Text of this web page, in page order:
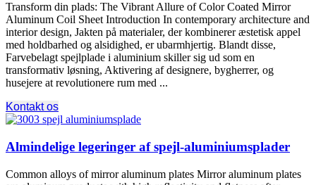
Transform din plads: The Vibrant Allure of Color Coated Mirror
Aluminum Coil Sheet Introduction In contemporary architecture and
interior design, Jakten på materialer, der kombinerer æstetisk appel
med holdbarhed og alsidighed, er ubarmhjertig. Blandt disse,
Farvebelagt spejlplade i aluminium skiller sig ud som en
transformativ løsning, Aktivering af designere, bygherrer, og
husejere at revolutionere rum med ...
Kontakt os
Almindelige legeringer af spejl-aluminiumsplader
Common alloys of mirror aluminum plates Mirror aluminum plates